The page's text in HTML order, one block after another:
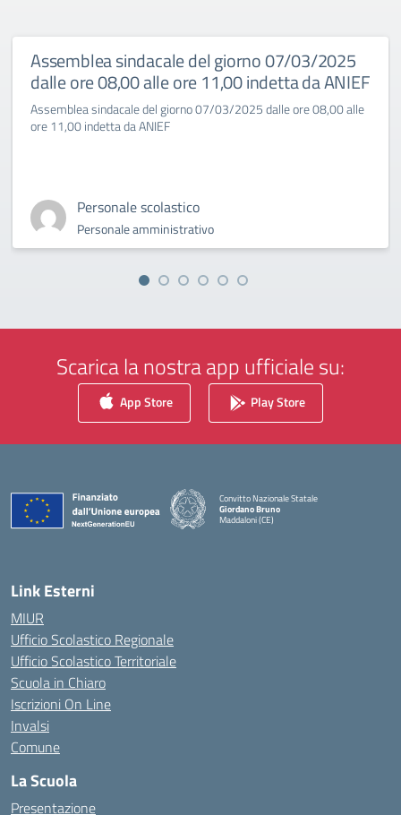
Assemblea sindacale del giorno 07/03/2025
dalle ore 08,00 alle ore 11,00 indetta da ANIEF
Assemblea sindacale del giorno 07/03/2025 dalle ore 08,00 alle
ore 11,00 indetta da ANIEF
Personale scolastico
Personale amministrativo
Scarica la nostra app ufficiale su:
App Store Play Store
Convitto Nazionale Statale
Giordano Bruno
Maddaloni (CE)
Link Esterni
MIUR
Ufficio Scolastico Regionale
Ufficio Scolastico Territoriale
Scuola in Chiaro
Iscrizioni On Line
Invalsi
Comune
La Scuola
Presentazione